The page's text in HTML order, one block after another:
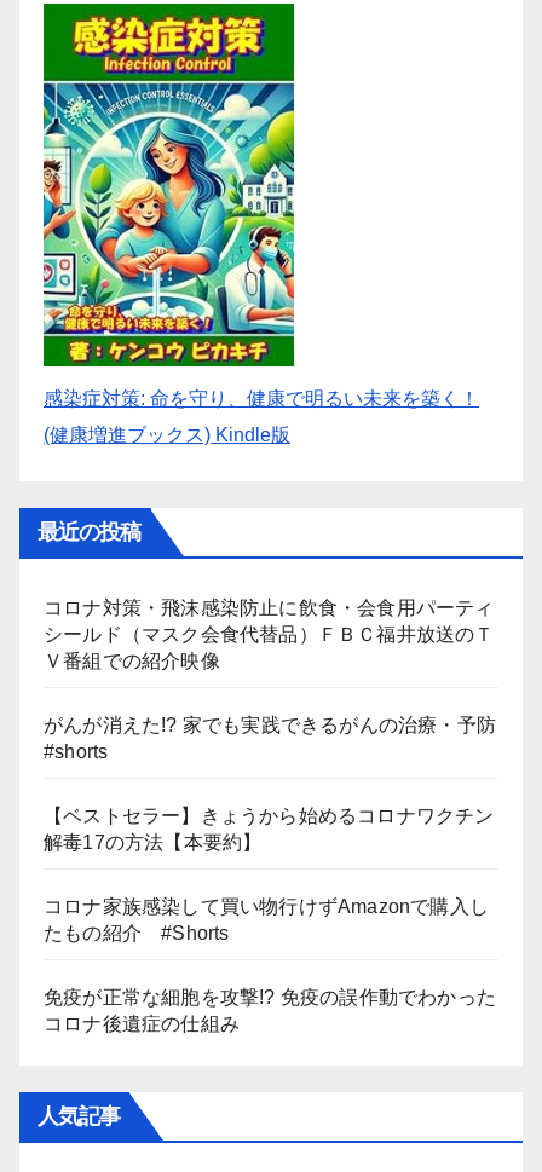
感染症対策: 命を守り、健康で明るい未来を築く！
(健康増進ブックス) Kindle版
最近の投稿
コロナ対策・飛沫感染防止に飲食・会食用パーティ
シールド（マスク会食代替品）ＦＢＣ福井放送のＴ
Ｖ番組での紹介映像
がんが消えた!? 家でも実践できるがんの治療・予防
#shorts
【ベストセラー】きょうから始めるコロナワクチン
解毒17の方法【本要約】
コロナ家族感染して買い物行けずAmazonで購入し
たもの紹介 #Shorts
免疫が正常な細胞を攻撃!? 免疫の誤作動でわかった
コロナ後遺症の仕組み
人気記事